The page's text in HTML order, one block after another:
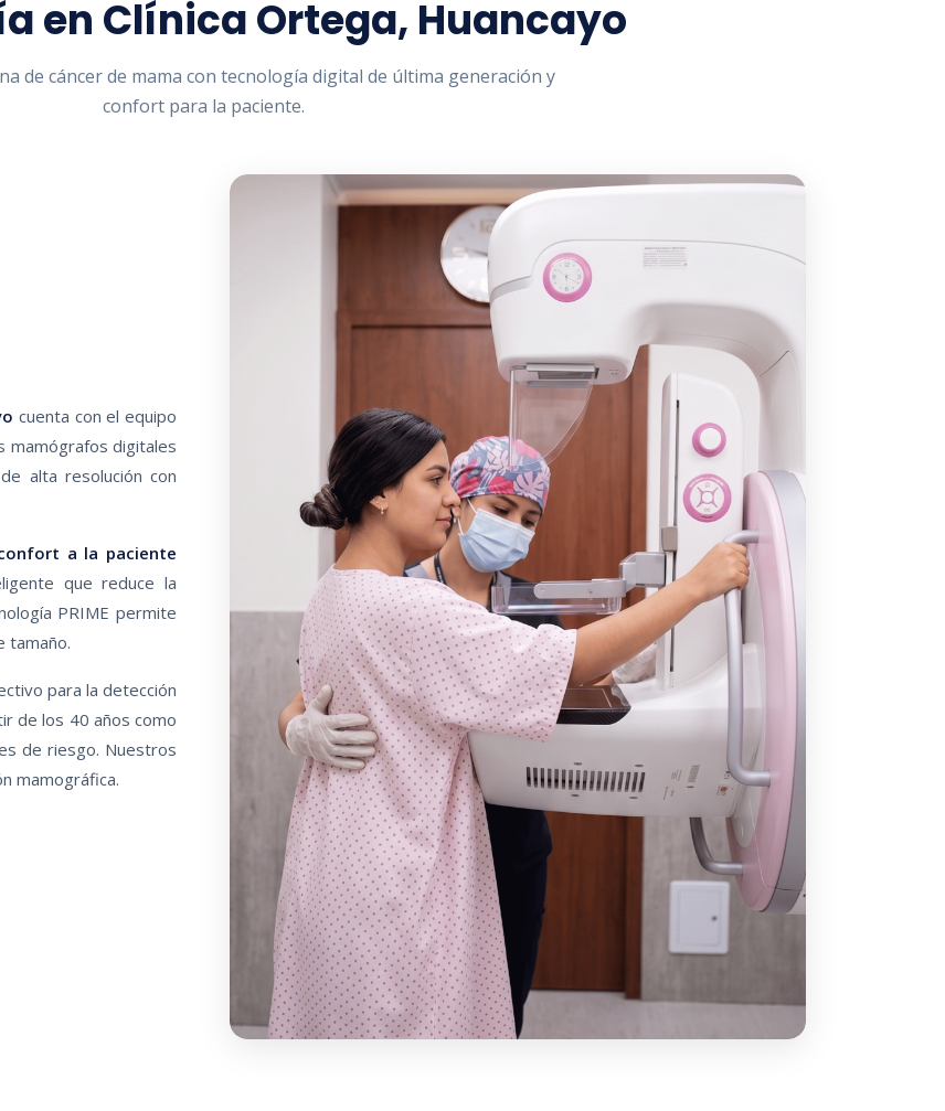
en Clínica Ortega, Huancayo
de cáncer de mama con tecnología digital de última generación y
confort para la paciente.
cuenta con el equipo
mamógrafos digitales
alta resolución con
a la paciente
que reduce la
PRIME permite
tamaño.
para la detección
de los 40 años como
de riesgo. Nuestros
mamográfica.